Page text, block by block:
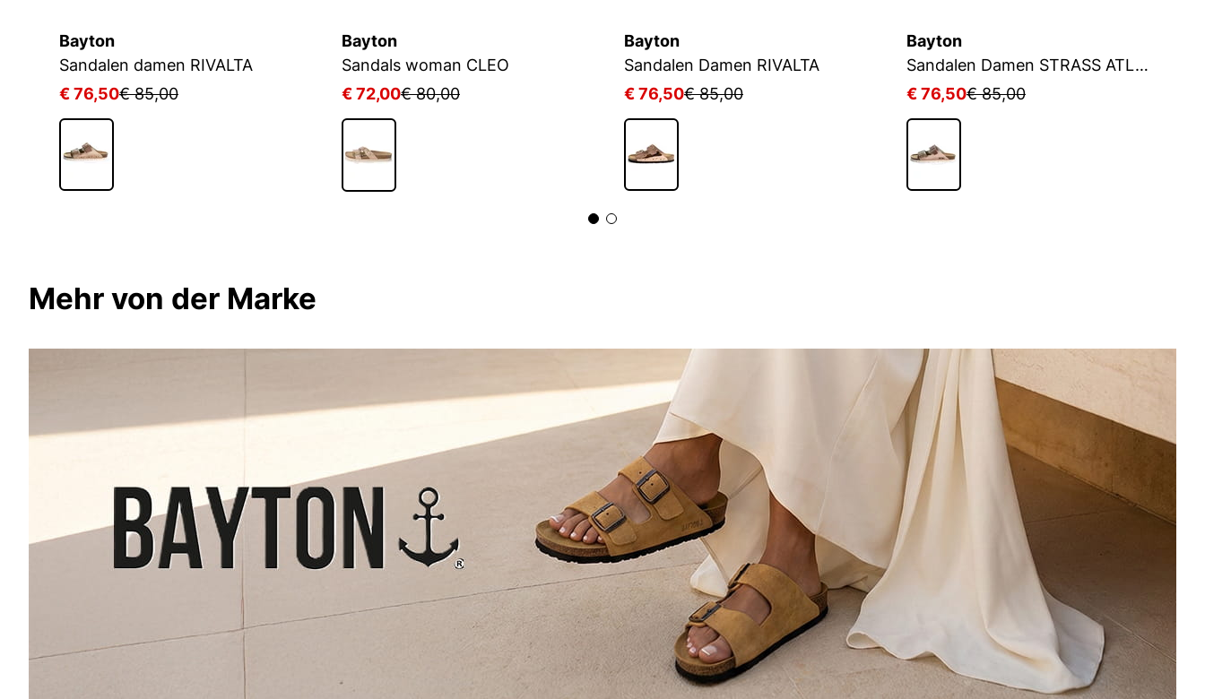
Bayton
Sandalen damen RIVALTA
€ 76,50€ 85,00
Bayton
Sandals woman CLEO
€ 72,00€ 80,00
Bayton
Sandalen Damen RIVALTA
€ 76,50€ 85,00
Bayton
Sandalen Damen STRASS ATLAS
€ 76,50€ 85,00
Mehr von der Marke